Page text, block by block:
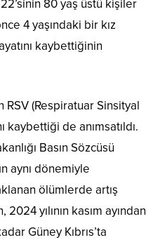
80 yaş üstü kişiler
4 yaşındaki bir kız
kaybettiğinin
(Respiratuar Sinsityal
kaybettiği de anımsatıldı.
Basın Sözcüsü
aynı dönemiyle
ölümlerde artış
yılının kasım ayından
Güney Kıbrıs’ta